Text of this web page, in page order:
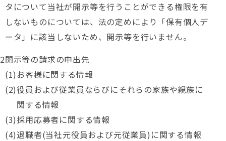
タについて当社が開示等を行うことができる権限を有
しないものについては、法の定めにより「保有個人デ
ータ」に該当しないため、開示等を行いません。
開示等の請求の申出先
お客様に関する情報
役員および従業員ならびにそれらの家族や親族に
関する情報
採用応募者に関する情報
退職者(当社元役員および元従業員)に関する情報